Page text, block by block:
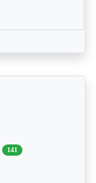
141